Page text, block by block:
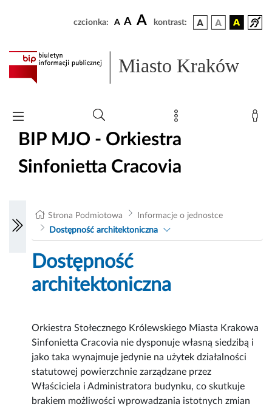
czcionka: A A A kontrast:
Miasto Kraków
BIP MJO - Orkiestra
Sinfonietta Cracovia
Strona Podmiotowa
Informacje o jednostce
Dostępność architektoniczna
Dostępność
architektoniczna
Orkiestra Stołecznego Królewskiego Miasta Krakowa
Sinfonietta Cracovia nie dysponuje własną siedzibą i
jako taka wynajmuje jedynie na użytek działalności
statutowej powierzchnie zarządzane przez
Właściciela i Administratora budynku, co skutkuje
brakiem możliwości wprowadzania istotnych zmian